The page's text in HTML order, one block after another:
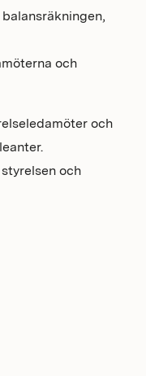
och
och
och